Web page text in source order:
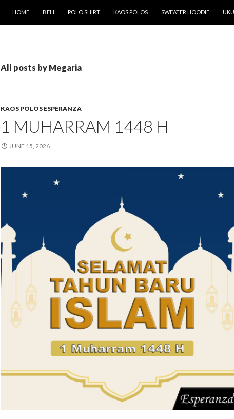
HOME
BELI POLO SHIRT KAOS POLOS SWEATER HOODIE
All posts by Megaria
KAOS POLOS ESPERANZA
1 MUHARRAM 1448 H
JUNE 15, 2026